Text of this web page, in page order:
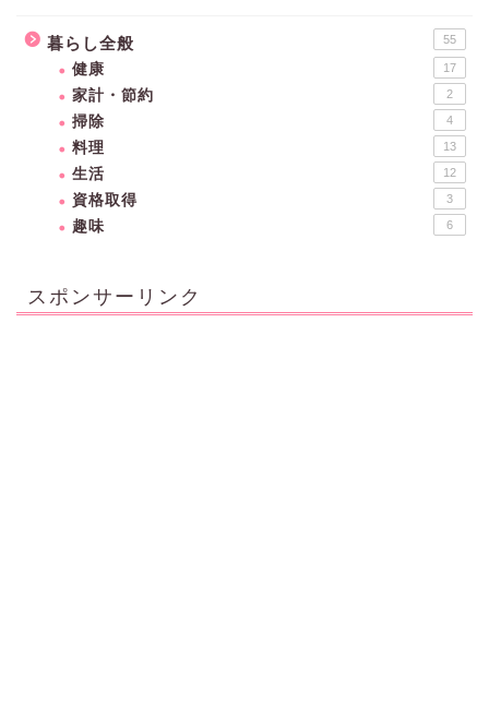
暮らし全般 55
健康 17
家計・節約 2
掃除 4
料理 13
生活 12
資格取得 3
趣味 6
スポンサーリンク